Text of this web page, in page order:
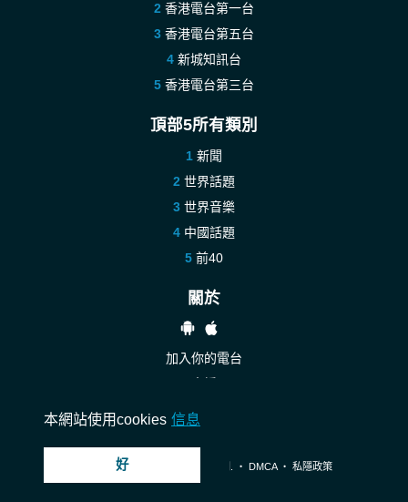
香港電台第一台
香港電台第五台
新城知訊台
香港電台第三台
頂部5所有類別
新聞
世界話題
世界音樂
中國話題
前40
關於
加入你的電台
聯絡我們
© 2026 InstantAudio. 保留所有權利. ・ DMCA・ 私隱政策
本網站使用cookies 信息
好